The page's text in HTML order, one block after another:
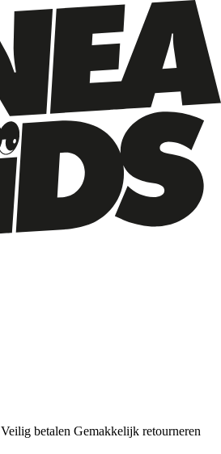
Veilig betalen Gemakkelijk retourneren